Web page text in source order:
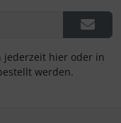
jederzeit hier oder in
werden.